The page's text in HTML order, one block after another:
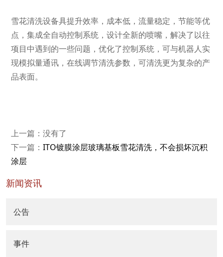
雪花清洗设备具提升效率，成本低，流量稳定，节能等优
点，集成全自动控制系统，设计全新的喷嘴，解决了以往
项目中遇到的一些问题，优化了控制系统，可与机器人实
现模拟量通讯，在线调节清洗参数，可清洗更为复杂的产
品表面。
上一篇：没有了
下一篇： ITO镀膜涂层玻璃基板雪花清洗，不会损坏沉积
涂层
新闻资讯
公告
事件